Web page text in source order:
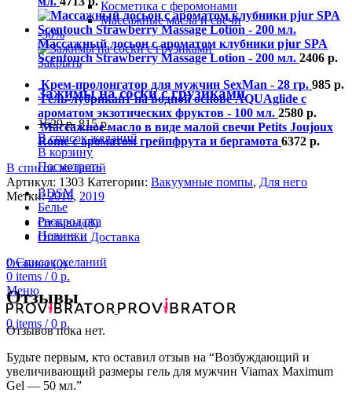
Косметика с феромонами
Массажные масла и свечи
-50%
Закрыть
Зажимы на соски с грузиками
1629р. 815р.
В список желаний
В корзину
Посмотреть
BDSM
Белье
Распродажа
Новинки
0Список желаний
0 items / 0 р.
Меню
0items / 0 р.
Массажный лосьон с ароматом клубники pjur SPA
Scentouch Strawberry Massage Lotion - 200 мл. 2406 р.
Крем-пролонгатор для мужчин SexMan - 28 гр. 985 р.
Гель-лубрикант на водной основе AQUAglide с
ароматом экзотических фруктов - 100 мл. 2580 р.
Массажное масло в виде малой свечи Petits Joujoux
Rome с ароматом грейпфрута и бергамота 6372 р.
В список желаний
Артикул: 1303 Категории: Вакуумные помпы, Для него
Метки:2018, 2019
Отзывы (0)
Оплата и Доставка
Отзывы (0)
Отзывы
Отзывов пока нет.
Будьте первым, кто оставил отзыв на “Возбуждающий и
увеличивающий размеры гель для мужчин Viamax Maximum
Gel — 50 мл.”